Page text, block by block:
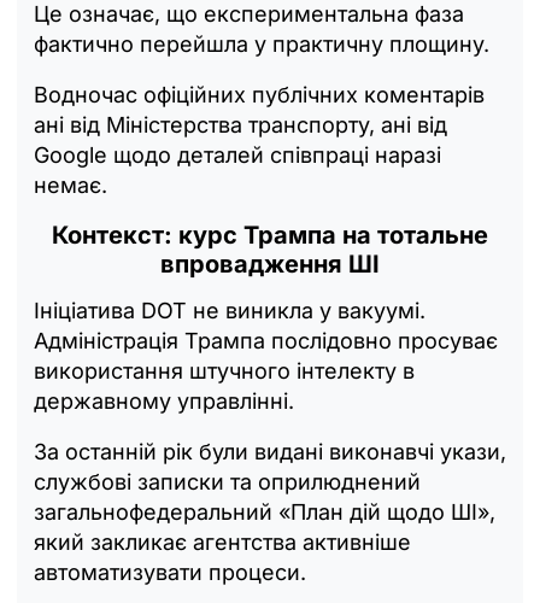
Це означає, що експериментальна фаза
фактично перейшла у практичну площину.
Водночас офіційних публічних коментарів
ані від Міністерства транспорту, ані від
Google щодо деталей співпраці наразі
немає.
Контекст: курс Трампа на тотальне
впровадження ШІ
Ініціатива DOT не виникла у вакуумі.
Адміністрація Трампа послідовно просуває
використання штучного інтелекту в
державному управлінні.
За останній рік були видані виконавчі укази,
службові записки та оприлюднений
загальнофедеральний «План дій щодо ШІ»,
який закликає агентства активніше
автоматизувати процеси.